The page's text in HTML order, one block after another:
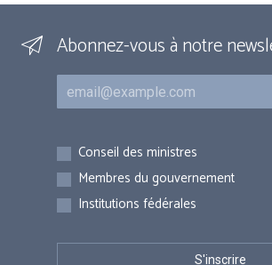
Abonnez-vous à notre
Courriel
Inscriptions
Conseil des ministres
Membres du gouvernement
Institutions fédérales